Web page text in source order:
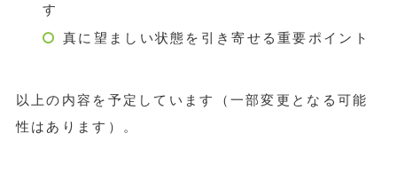
す
真に望ましい状態を引き寄せる重要ポイント
以上の内容を予定しています（一部変更となる可能
性はあります）。